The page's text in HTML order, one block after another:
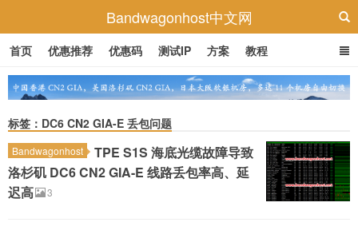
Bandwagonhost中文网
首页 优惠推荐 优惠码 测试IP 方案 教程
标签：DC6 CN2 GIA-E 丢包问题
Bandwagonhost
TPE S1S 海底光缆故障导致
洛杉矶 DC6 CN2 GIA-E 线路丢包率高、延
迟高
3